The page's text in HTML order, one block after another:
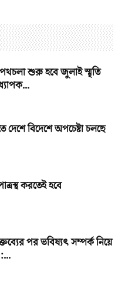
শুরু হবে জুলাই স্মৃতি
দেশে বিদেশে অপচেষ্টা চলছে
করতেই হবে
পর ভবিষ্যৎ সম্পর্ক নিয়ে